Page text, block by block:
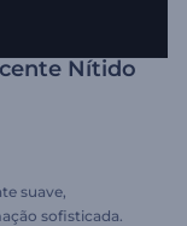
Nítido
suave,
sofisticada.